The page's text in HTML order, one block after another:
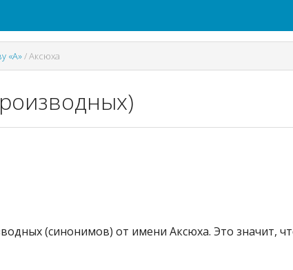
«А»/Аксюха
(синонимов) от имени Аксюха. Это значит,